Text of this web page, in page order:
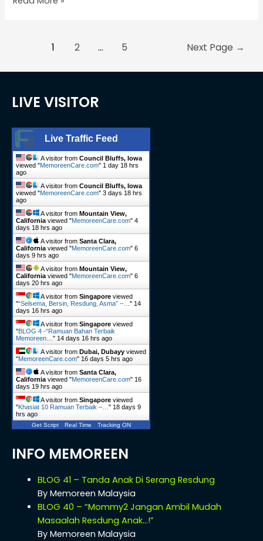
1 2 … 5 Next Page →
LIVE VISITOR
Live Traffic Feed
A visitor from Council Bluffs, Iowa
viewed "MemoreenCare.com" 1 day 18 hrs
ago
A visitor from Council Bluffs, Iowa
viewed "MemoreenCare.com" 3 days 18 hrs
ago
A visitor from Mountain View,
California viewed "MemoreenCare.com" 4
days 18 hrs ago
A visitor from Santa Clara,
California viewed "MemoreenCare.com" 6
days 9 hrs ago
A visitor from Mountain View,
California viewed "MemoreenCare.com" 6
days 20 hrs ago
A visitor from Singapore viewed
"“Selsema, Bersin, Resdung, Asma” –… " 14
days 16 hrs ago
A visitor from Singapore viewed
"BLOG 4 -“Ramuan Bahan Terbaik
Memoreen… " 14 days 16 hrs ago
A visitor from Dubai, Dubayy viewed
"MemoreenCare.com" 16 days 5 hrs ago
A visitor from Santa Clara,
California viewed "MemoreenCare.com" 16
days 19 hrs ago
A visitor from Singapore viewed
"Khasiat 10 Ramuan Terbaik –… " 18 days 9
hrs ago
Get Script Real Time Tracking ON
INFO MEMOREEN
BLOG 41 – Tanda Anak Di Serang Resdung
By Memoreen Malaysia
BLOG 40 – “Mommy2 Jangan Ambil Mudah
Masaalah Resdung Anak…!”
By Memoreen Malaysia